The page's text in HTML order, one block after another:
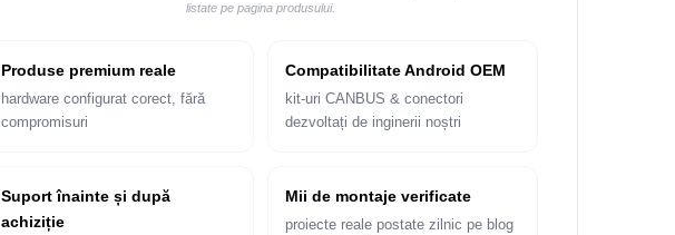
listate pe pagina produsului.
Produse premium reale
hardware configurat corect, fără
compromisuri
Compatibilitate Android OEM
kit-uri CANBUS & conectori
dezvoltați de inginerii noștri
Suport înainte și după
achiziție
Mii de montaje verificate
proiecte reale postate zilnic pe blog